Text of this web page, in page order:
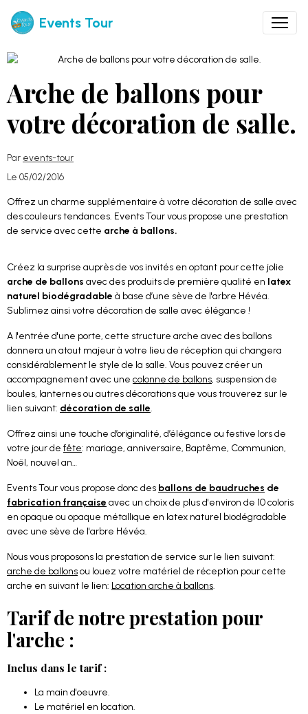
Events Tour
Arche de ballons pour
votre décoration de salle.
Par events-tour
Le 05/02/2016
Offrez un charme supplémentaire à votre décoration de salle avec
des couleurs tendances. Events Tour vous propose une prestation
de service avec cette arche à ballons.
Créez la surprise auprès de vos invités en optant pour cette jolie
arche de ballons avec des produits de première qualité en latex
naturel biodégradable à base d’une sève de l'arbre Hévéa.
Sublimez ainsi votre décoration de salle avec élégance !
A l'entrée d'une porte, cette structure arche avec des ballons
donnera un atout majeur à votre lieu de réception qui changera
considérablement le style de la salle. Vous pouvez créer un
accompagnement avec une colonne de ballons, suspension de
boules, lanternes ou autres décorations que vous trouverez sur le
lien suivant: décoration de salle.
Offrez ainsi une touche d’originalité, d’élégance ou festive lors de
votre jour de fête: mariage, anniversaire, Baptême, Communion,
Noël, nouvel an…
Events Tour vous propose donc des ballons de baudruches de
fabrication française avec un choix de plus d'environ de 10 coloris
en opaque ou opaque métallique en latex naturel biodégradable
avec une sève de l'arbre Hévéa.
Nous vous proposons la prestation de service sur le lien suivant:
arche de ballonsou louez votre matériel de réception pour cette
arche en suivant le lien: Location arche à ballons.
Tarif de notre prestation pour
l'arche :
Inclus dans le tarif :
La main d'oeuvre.
Le matériel en location.